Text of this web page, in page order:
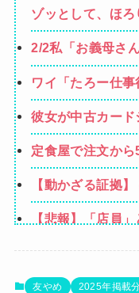
ゾッとして、ほろ
2/2私「お義母さ
馬鹿にするな！
れを他人に指摘
人とは一緒にやっ
ワイ「たろー仕事
「…？（ぷい」
彼女が中古カー
た。いきなり彼
しだしたらしく…
定食屋で注文か
れよノロマ！底
から給料低いん
【動かざる証拠
ない」と言われ
空のお弁当箱を
【悲報】「店員
【衝撃】クルタ
【悲報】有名漫画
友やめ 2025年掲載